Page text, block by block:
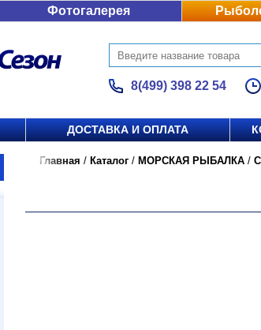
Фотогалерея
8(499) 398 22 54
ДОСТАВКА И ОПЛАТА
Главная / Каталог / МОРСКАЯ РЫБАЛКА /